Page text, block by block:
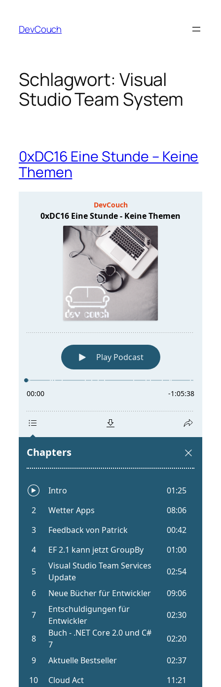
springen
DevCouch
Schlagwort: Visual
Studio Team System
0xDC16 Eine Stunde – Keine
Themen